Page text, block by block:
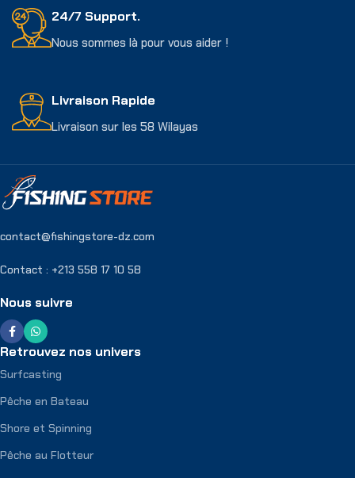
24/7 Support.
Nous sommes là pour vous aider !
Livraison Rapide
Livraison sur les 58 Wilayas
contact@fishingstore-dz.com
Contact : +213 558 17 10 58
Nous suivre
Retrouvez nos univers
Surfcasting
Pêche en Bateau
Shore et Spinning
Pêche au Flotteur